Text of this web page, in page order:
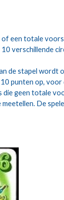
een totale
verschillende
de stapel wordt
punten op,
die geen totale
De